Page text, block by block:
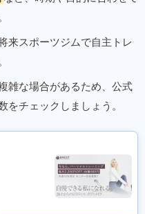
来スポーツジムで自主トレ
雑な場合があるため、公式
チェックしましょう。